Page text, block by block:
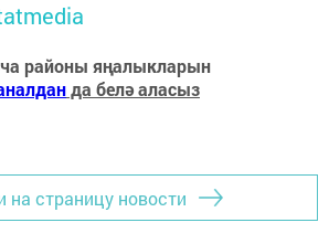
районы яңалыкларын
да белә аласыз
на страницу новости